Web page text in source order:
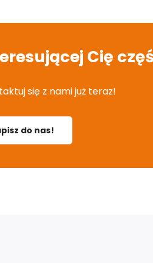
Cię
się z nami już teraz!
do nas!